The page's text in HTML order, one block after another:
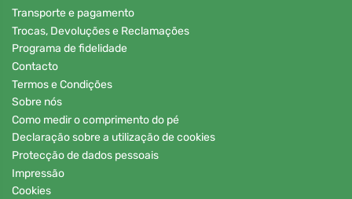
Transporte e pagamento
Trocas, Devoluções e Reclamações
Programa de fidelidade
Contacto
Termos e Condições
Sobre nós
Como medir o comprimento do pé
Declaração sobre a utilização de cookies
Protecção de dados pessoais
Impressão
Cookies